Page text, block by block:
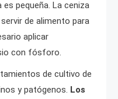
pequeña. La ceniza
de alimento para
aplicar
con fósforo.
de cultivo de
y patógenos. Los